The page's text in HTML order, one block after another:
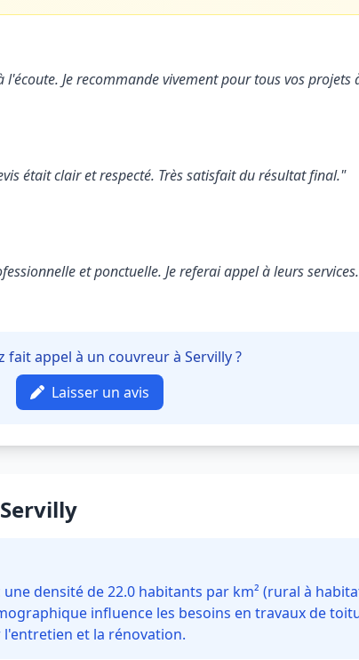
Je recommande vivement pour tous vos projets
était clair et respecté. Très satisfait du résultat final."
et ponctuelle. Je referai appel à leurs
fait appel à un couvreur à Servilly ?
Laisser un avis
densité de 22.0 habitants par km² (rural à
influence les besoins en travaux de
et la rénovation.